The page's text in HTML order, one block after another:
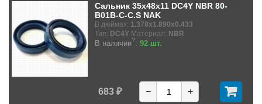
Сальник 35x48x11 DC4Y NBR 80-
B01B-C-C.S NAK
В дюймах: 1.378x1.890x0.433
Тип: DC4Y Материал: NBR
В наличии?: 92 шт.
683 ₽ − +